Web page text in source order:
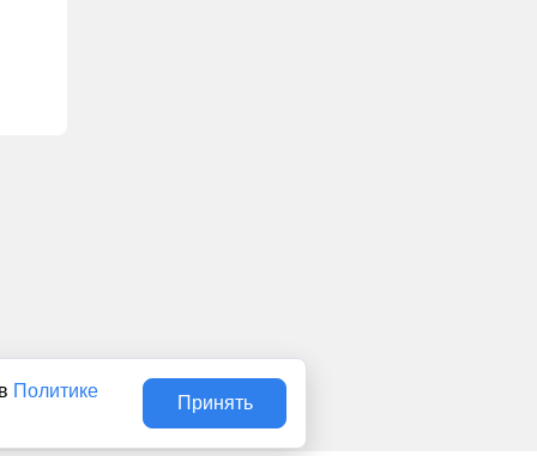
Политике
Принять